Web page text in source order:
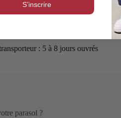
: 5 à 8 jours ouvrés
parasol ?
S’inscrire